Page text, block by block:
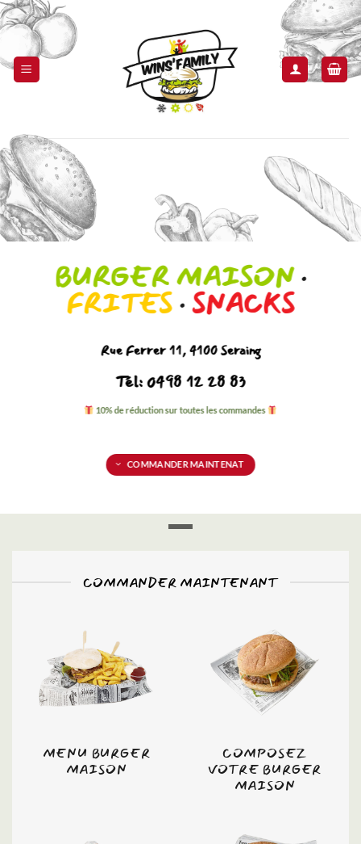
Passer
au
contenu
BURGER MAISON·
FRITES·SNACKS
Rue Ferrer 11, 4100 Seraing
Tél: 0498 12 28 83
10% de réduction sur toutes les commandes
COMMANDER MAINTENAT
COMMANDER MAINTENANT
MENU BURGER
MAISON
COMPOSEZ
VOTRE BURGER
MAISON